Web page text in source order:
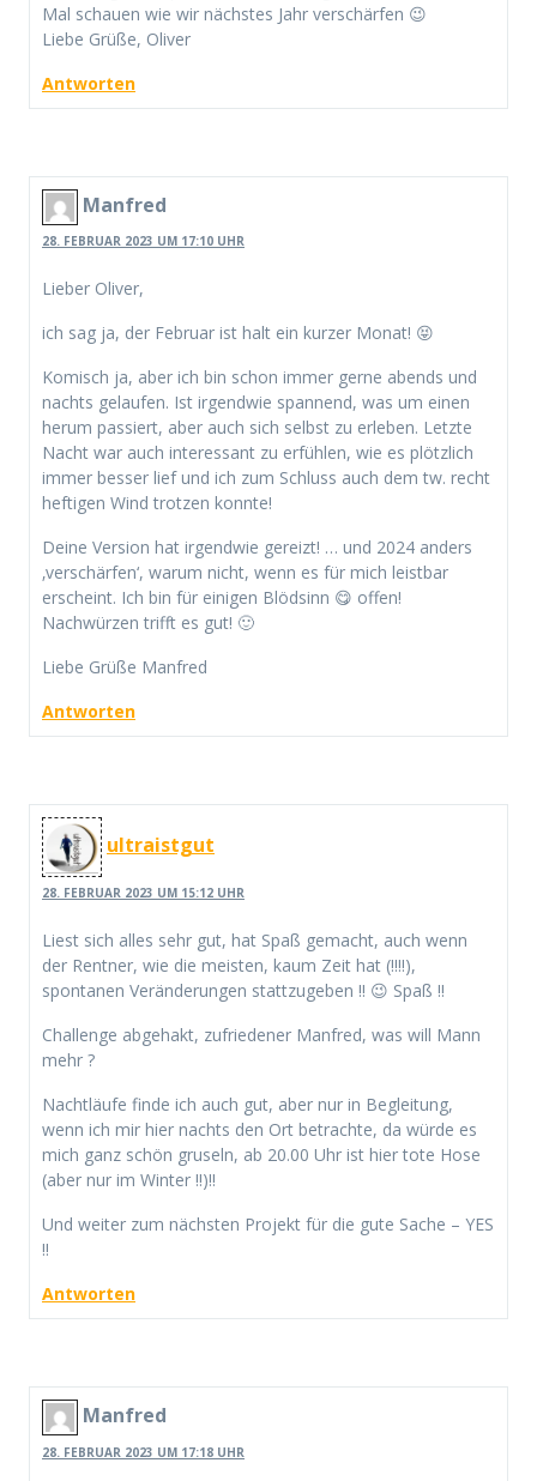
Mal schauen wie wir nächstes Jahr verschärfen 😉
Liebe Grüße, Oliver
Antworten
Manfred
28. FEBRUAR 2023 UM 17:10 UHR
Lieber Oliver,
ich sag ja, der Februar ist halt ein kurzer Monat! 😝
Komisch ja, aber ich bin schon immer gerne abends und
nachts gelaufen. Ist irgendwie spannend, was um einen
herum passiert, aber auch sich selbst zu erleben. Letzte
Nacht war auch interessant zu erfühlen, wie es plötzlich
immer besser lief und ich zum Schluss auch dem tw. recht
heftigen Wind trotzen konnte!
Deine Version hat irgendwie gereizt! … und 2024 anders
‚verschärfen‘, warum nicht, wenn es für mich leistbar
erscheint. Ich bin für einigen Blödsinn 😋 offen!
Nachwürzen trifft es gut! 🙂
Liebe Grüße Manfred
Antworten
ultraistgut
28. FEBRUAR 2023 UM 15:12 UHR
Liest sich alles sehr gut, hat Spaß gemacht, auch wenn
der Rentner, wie die meisten, kaum Zeit hat (!!!!),
spontanen Veränderungen stattzugeben !! 😉 Spaß !!
Challenge abgehakt, zufriedener Manfred, was will Mann
mehr ?
Nachtläufe finde ich auch gut, aber nur in Begleitung,
wenn ich mir hier nachts den Ort betrachte, da würde es
mich ganz schön gruseln, ab 20.00 Uhr ist hier tote Hose
(aber nur im Winter !!)!!
Und weiter zum nächsten Projekt für die gute Sache – YES
!!
Antworten
Manfred
28. FEBRUAR 2023 UM 17:18 UHR